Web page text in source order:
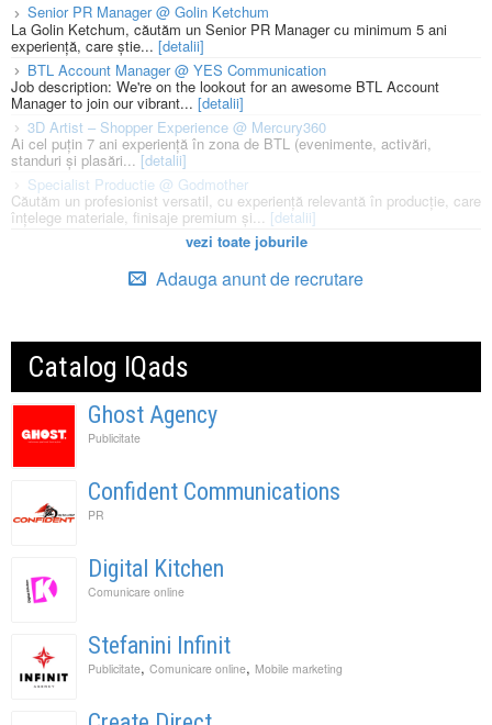
Senior PR Manager @ Golin Ketchum
La Golin Ketchum, căutăm un Senior PR Manager cu minimum 5 ani
experiență, care știe... [detalii]
BTL Account Manager @ YES Communication
Job description: We're on the lookout for an awesome BTL Account
Manager to join our vibrant... [detalii]
3D Artist – Shopper Experience @ Mercury360
Ai cel puțin 7 ani experiență în zona de BTL (evenimente, activări,
standuri și plasări...[detalii]
Specialist Productie @ Godmother
Căutăm un profesionist versatil, cu experiență relevantă în producție, care
înțelege materiale, finisaje premium și... [detalii]
vezi toate joburile
Adauga anunt de recrutare
Catalog IQads
Ghost Agency
Publicitate
Confident Communications
PR
Digital Kitchen
Comunicare online
Stefanini Infinit
Publicitate, Comunicare online, Mobile marketing